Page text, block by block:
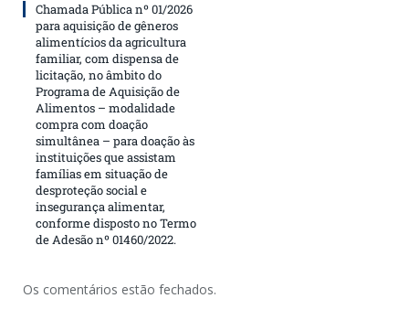
Chamada Pública nº 01/2026
para aquisição de gêneros
alimentícios da agricultura
familiar, com dispensa de
licitação, no âmbito do
Programa de Aquisição de
Alimentos – modalidade
compra com doação
simultânea – para doação às
instituições que assistam
famílias em situação de
desproteção social e
insegurança alimentar,
conforme disposto no Termo
de Adesão nº 01460/2022.
Os comentários estão fechados.